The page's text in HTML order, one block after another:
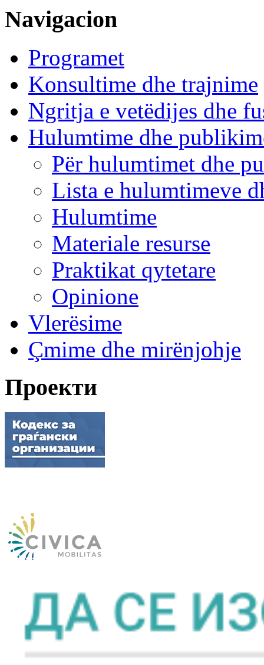
Navigacion
Programet
Konsultime dhe trajnime
Ngritja e vetëdijes dhe
Hulumtime dhe
Për hulumtimet dhe
Lista e hulumtimeve
Hulumtime
Materiale resurse
Praktikat qytetare
Opinione
Vlerësime
Çmime dhe mirënjohje
Проекти